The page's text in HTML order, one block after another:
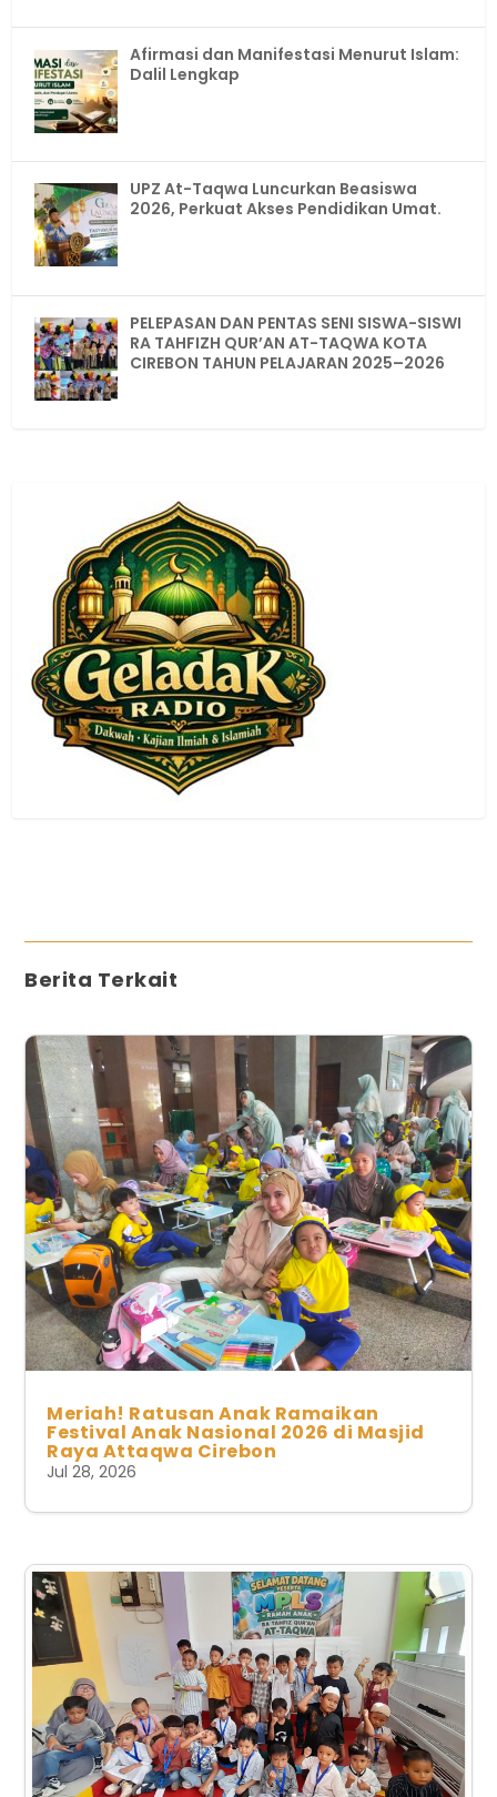
Afirmasi dan Manifestasi Menurut Islam:
Dalil Lengkap
UPZ At-Taqwa Luncurkan Beasiswa
2026, Perkuat Akses Pendidikan Umat.
PELEPASAN DAN PENTAS SENI SISWA-SISWI
RA TAHFIZH QUR’AN AT-TAQWA KOTA
CIREBON TAHUN PELAJARAN 2025–2026
Berita Terkait
Meriah! Ratusan Anak Ramaikan
Festival Anak Nasional 2026 di Masjid
Raya Attaqwa Cirebon
Jul 28, 2026